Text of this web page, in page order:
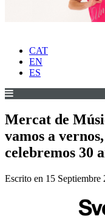
CAT
EN
ES
Mercat de
vamos a
celebremos 30
Escrito en 15 Septiembre